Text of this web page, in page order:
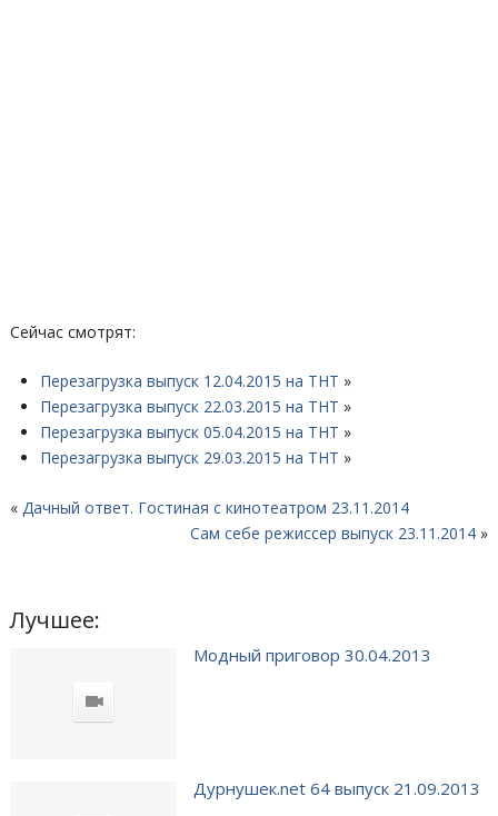
Сейчас смотрят:
Перезагрузка выпуск 12.04.2015 на ТНТ »
Перезагрузка выпуск 22.03.2015 на ТНТ »
Перезагрузка выпуск 05.04.2015 на ТНТ »
Перезагрузка выпуск 29.03.2015 на ТНТ »
« Дачный ответ. Гостиная с кинотеатром 23.11.2014
Сам себе режиссер выпуск 23.11.2014 »
Лучшее:
Модный приговор 30.04.2013
Дурнушек.net 64 выпуск 21.09.2013